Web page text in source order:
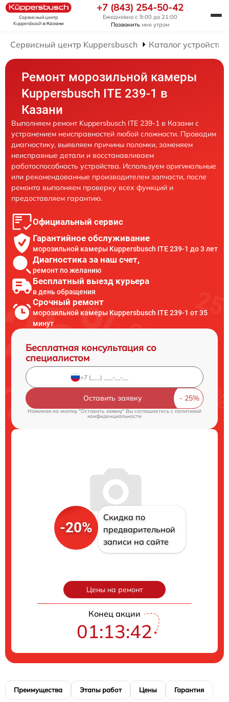
Сервисный центр
Kuppersbuschв Казани
+7 (843) 254-50-42
Ежедневно с 9:00 до 21:00
Позвонить мне утром
Сервисный центр Kuppersbusch Каталог устройств
Ремонт морозильной камеры
Kuppersbusch ITE 239-1 в
Казани
Выполняем ремонт Kuppersbusch ITE 239-1 в Казани с
устранением неисправностей любой сложности. Проводим
диагностику, выявляем причины поломки, заменяем
неисправные детали и восстанавливаем
работоспособность устройства. Используем оригинальные
или рекомендованные производителем запчасти, после
ремонта выполняем проверку всех функций и
предоставляем гарантию.
Официальный сервис
Гарантийное обслуживание
морозильной камеры Kuppersbusch ITE 239-1 до 3 лет
Диагностика за наш счет,
ремонт по желанию
Бесплатный выезд курьера
в день обращения
Срочный ремонт
морозильной камеры Kuppersbusch ITE 239-1 от 35
минут
Бесплатная консультация со
специалистом
Оставить заявку
Нажимая на кнопку "Оставить заявку" Вы соглашаетесь cполитикой
конфиденциальности
-20%
Скидка по
предварительной
записи на сайте
Цены на ремонт
Конец акции
01:13:42
Преимущества Этапы работ Цены Гарантия